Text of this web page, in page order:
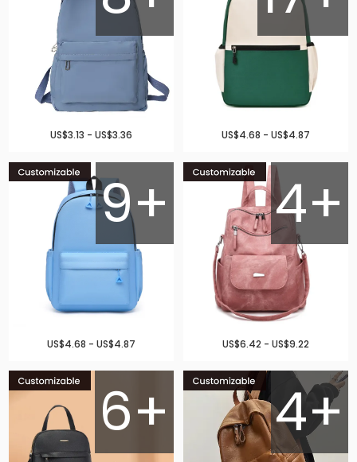
US$3.13 - US$3.36 US$4.68 - US$4.87
9+
US$4.68 - US$4.87
4+
US$6.42 - US$9.22
6+ 4+